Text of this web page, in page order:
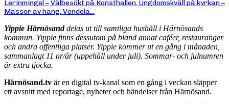
Lerinmingel – Välbesökt på Konsthallen. Ungdomskväll på kyrkan –
Massor av häng. Vendela...
Yippie Härnösanddelas ut till samtliga hushåll i Härnösands
kommun. Yippie finns dessutom på bland annat caféer, restauranger
och andra offentliga platser. Yippie kommer ut en gång i månaden,
sammanlagt 11 nr/år (uppehåll under juli). Sommar- och julnumren
är extra tjocka.
Härnösand.tv är en digital tv-kanal som en gång i veckan släpper
ett avsnitt med reportage, nyheter och händelser från Härnösand.